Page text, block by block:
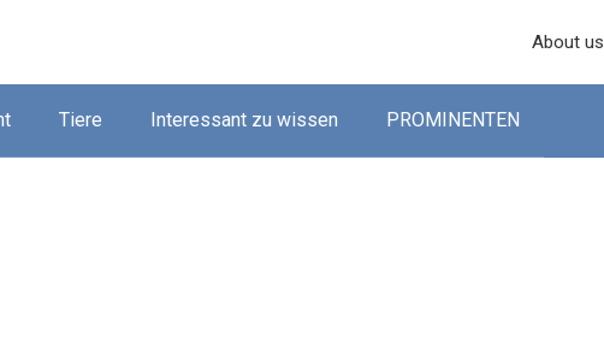
About us
Tiere Interessant zu wissen PROMINENTEN